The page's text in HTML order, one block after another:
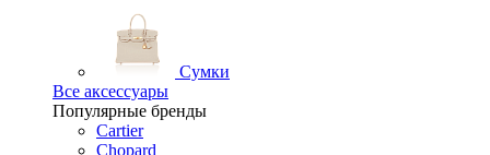
Сумки
Все аксессуары
Популярные бренды
Cartier
Chopard